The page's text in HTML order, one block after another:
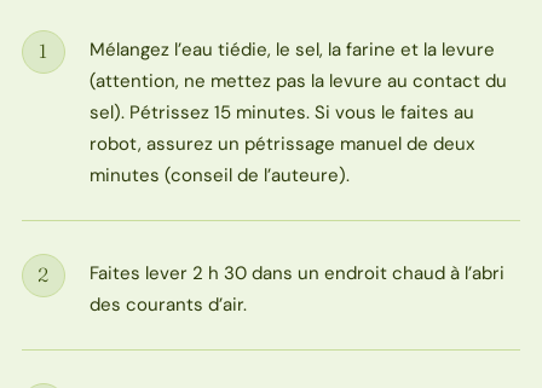
Étape
1
Mélangez l’eau tiédie, le sel, la farine et la levure
(attention, ne mettez pas la levure au contact du
sel). Pétrissez 15 minutes. Si vous le faites au
robot, assurez un pétrissage manuel de deux
minutes (conseil de l’auteure).
Étape
2
Faites lever 2 h 30 dans un endroit chaud à l’abri
des courants d’air.